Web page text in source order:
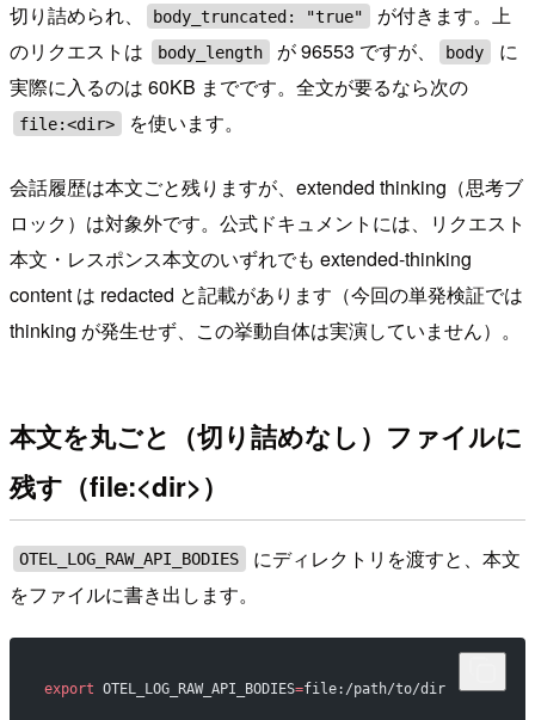
切り詰められ、
body_truncated: "true"
が付きます。上
のリクエストは
body_length が 96553 ですが、 body
に
実際に入るのは 60KB までです。全文が要るなら次の
file:<dir> を使います。
会話履歴は本文ごと残りますが、extended thinking（思考ブ
ロック）は対象外です。公式ドキュメントには、リクエスト
本文・レスポンス本文のいずれでも extended-thinking
content は redacted と記載があります（今回の単発検証では
thinking が発生せず、この挙動自体は実演していません）。
本文を丸ごと（切り詰めなし）ファイルに
残す（file:<dir>）
OTEL_LOG_RAW_API_BODIES
にディレクトリを渡すと、本文
をファイルに書き出します。
export OTEL_LOG_RAW_API_BODIES=file:/path/to/dir